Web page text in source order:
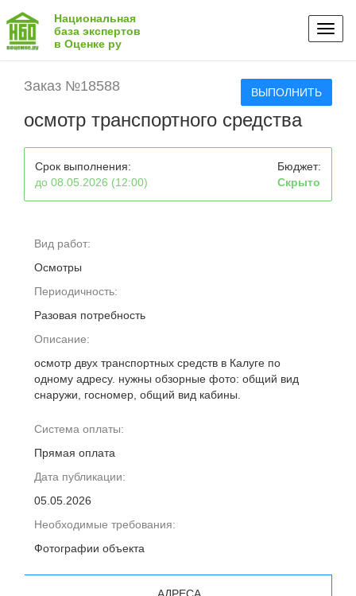
Национальная
база экспертов
в Оценке ру
Заказ №18588 ВЫПОЛНИТЬ
осмотр транспортного средства
Срок выполнения:
до 08.05.2026 (12:00)
Бюджет:
Скрыто
Вид работ:
Осмотры
Периодичность:
Разовая потребность
Описание:
осмотр двух транспортных средств в Калуге по
одному адресу. нужны обзорные фото: общий вид
снаружи, госномер, общий вид кабины.
Система оплаты:
Прямая оплата
Дата публикации:
05.05.2026
Необходимые требования:
Фотографии объекта
АДРЕСА